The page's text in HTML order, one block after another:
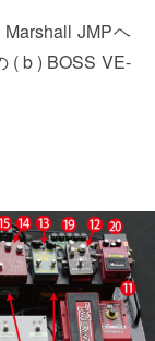
JMPヘ
( b ) BOSS VE-